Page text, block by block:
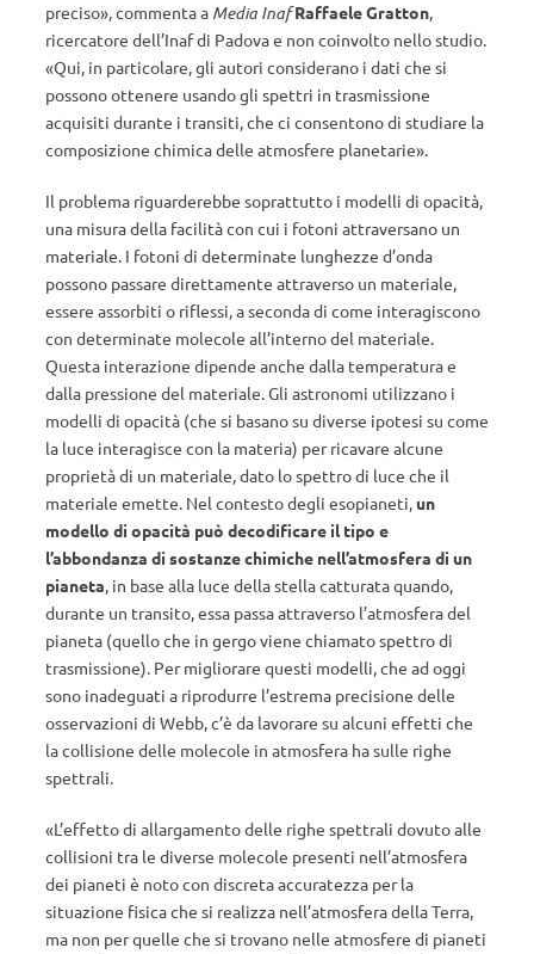
preciso», commenta a Media Inaf Raffaele Gratton,
ricercatore dell’Inaf di Padova e non coinvolto nello studio.
«Qui, in particolare, gli autori considerano i dati che si
possono ottenere usando gli spettri in trasmissione
acquisiti durante i transiti, che ci consentono di studiare la
composizione chimica delle atmosfere planetarie».
Il problema riguarderebbe soprattutto i modelli di opacità,
una misura della facilità con cui i fotoni attraversano un
materiale. I fotoni di determinate lunghezze d’onda
possono passare direttamente attraverso un materiale,
essere assorbiti o riflessi, a seconda di come interagiscono
con determinate molecole all’interno del materiale.
Questa interazione dipende anche dalla temperatura e
dalla pressione del materiale. Gli astronomi utilizzano i
modelli di opacità (che si basano su diverse ipotesi su come
la luce interagisce con la materia) per ricavare alcune
proprietà di un materiale, dato lo spettro di luce che il
materiale emette. Nel contesto degli esopianeti, un
modello di opacità può decodificare il tipo e
l’abbondanza di sostanze chimiche nell’atmosfera di un
pianeta, in base alla luce della stella catturata quando,
durante un transito, essa passa attraverso l’atmosfera del
pianeta (quello che in gergo viene chiamato spettro di
trasmissione). Per migliorare questi modelli, che ad oggi
sono inadeguati a riprodurre l’estrema precisione delle
osservazioni di Webb, c’è da lavorare su alcuni effetti che
la collisione delle molecole in atmosfera ha sulle righe
spettrali.
«L’effetto di allargamento delle righe spettrali dovuto alle
collisioni tra le diverse molecole presenti nell’atmosfera
dei pianeti è noto con discreta accuratezza per la
situazione fisica che si realizza nell’atmosfera della Terra,
ma non per quelle che si trovano nelle atmosfere di pianeti